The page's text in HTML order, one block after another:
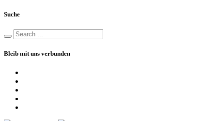
Suche
Bleib mit uns verbunden